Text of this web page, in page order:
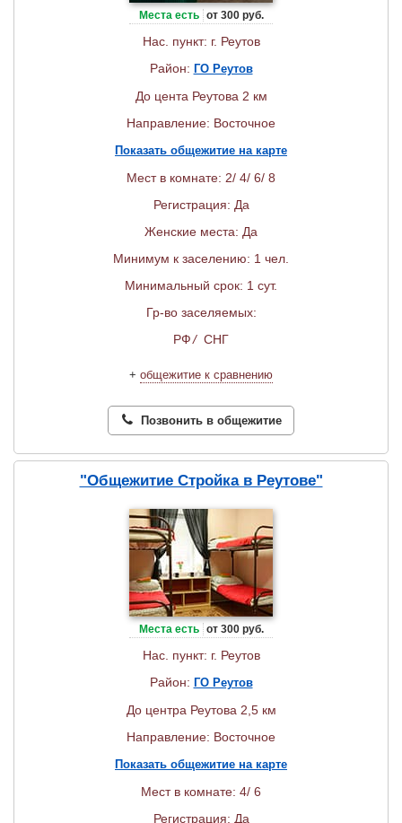
Места есть от 300 руб.
Нас. пункт: г. Реутов
Район: ГО Реутов
До цента Реутова 2 км
Направление: Восточное
Показать общежитие на карте
Мест в комнате: 2/ 4/ 6/ 8
Регистрация: Да
Женские места: Да
Минимум к заселению: 1 чел.
Минимальный срок: 1 сут.
Гр-во заселяемых:
РФ/ СНГ
+ общежитие к сравнению
Позвонить в общежитие
"Общежитие Стройка в Реутове"
Места есть от 300 руб.
Нас. пункт: г. Реутов
Район: ГО Реутов
До центра Реутова 2,5 км
Направление: Восточное
Показать общежитие на карте
Мест в комнате: 4/ 6
Регистрация: Да